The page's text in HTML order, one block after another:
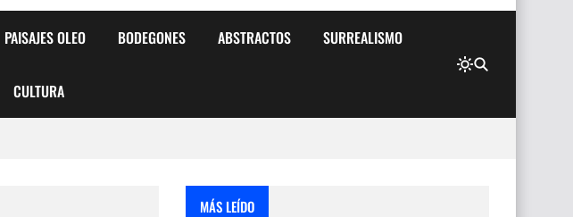
PAISAJES OLEO BODEGONES ABSTRACTOS SURREALISMO
CULTURA
MÁS LEÍDO